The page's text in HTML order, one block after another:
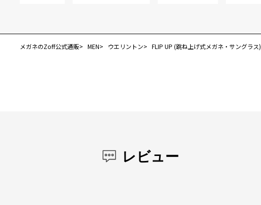
メガネのZoff公式通販 MEN ウエリントン FLIP UP (跳ね上げ式メガネ・サングラス)
レビュー